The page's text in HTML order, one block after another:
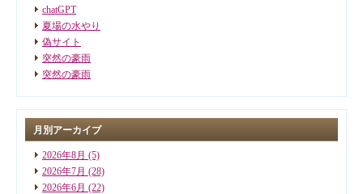
chatGPT
夏場の水やり
偽サイト
突然の豪雨
突然の豪雨
月別アーカイブ
2026年8月 (5)
2026年7月 (28)
2026年6月 (22)